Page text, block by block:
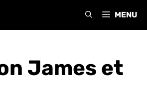
MENU
James et